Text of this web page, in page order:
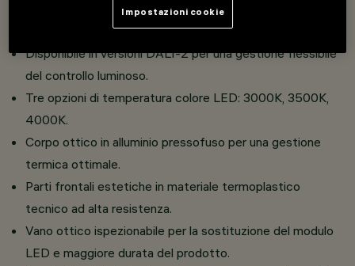
Riflettori intercambiabili disponibili nelle versioni: Medium,
Flood, Wide Flood.
Disponibile in versioni DALI-2 per una gestione flessibile
del controllo luminoso.
Tre opzioni di temperatura colore LED: 3000K, 3500K,
4000K.
Corpo ottico in alluminio pressofuso per una gestione
termica ottimale.
Parti frontali estetiche in materiale termoplastico
tecnico ad alta resistenza.
Vano ottico ispezionabile per la sostituzione del modulo
LED e maggiore durata del prodotto.
Impostazioni cookie